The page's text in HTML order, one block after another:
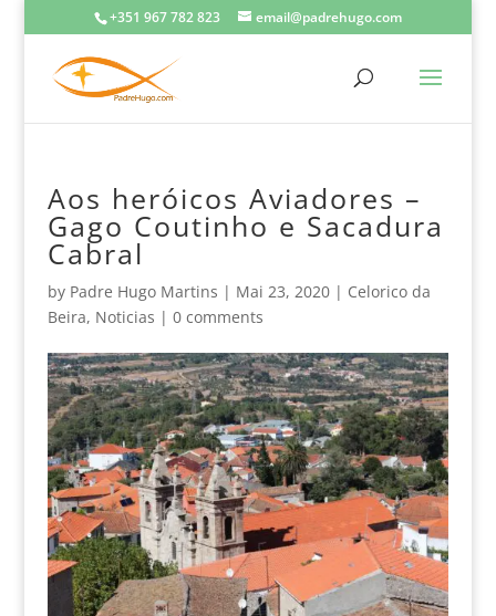
+351 967 782 823 email@padrehugo.com
Aos heróicos Aviadores –
Gago Coutinho e Sacadura
Cabral
by Padre Hugo Martins | Mai 23, 2020| Celorico da
Beira, Noticias | 0 comments